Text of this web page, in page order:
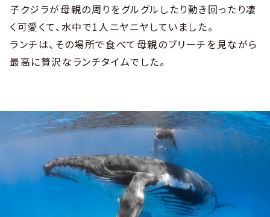
子クジラが母親の周りをグルグルしたり動き回ったり凄
く可愛くて、水中で1人ニヤニヤしていました。
ランチは、その場所で食べて母親のブリーチを見ながら
最高に贅沢なランチタイムでした。